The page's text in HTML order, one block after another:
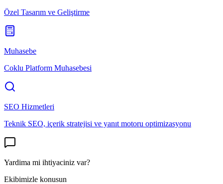
Özel Tasarım ve Geliştirme
Muhasebe
Coklu Platform Muhasebesi
SEO Hizmetleri
Teknik SEO, içerik stratejisi ve yanıt motoru optimizasyonu
Yardima mi ihtiyaciniz var?
Ekibimizle konusun